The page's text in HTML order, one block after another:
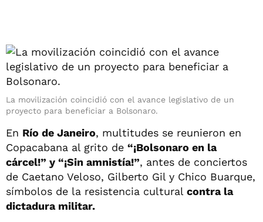
La movilización coincidió con el avance legislativo de un
proyecto para beneficiar a Bolsonaro.
En Río de Janeiro, multitudes se reunieron en
Copacabana al grito de “¡Bolsonaro en la
cárcel!” y “¡Sin amnistía!”, antes de conciertos
de Caetano Veloso, Gilberto Gil y Chico Buarque,
símbolos de la resistencia cultural contra la
dictadura militar.